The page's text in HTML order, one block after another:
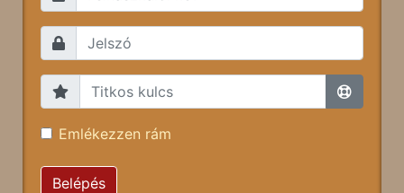
Emlékezzen rám
Belépés